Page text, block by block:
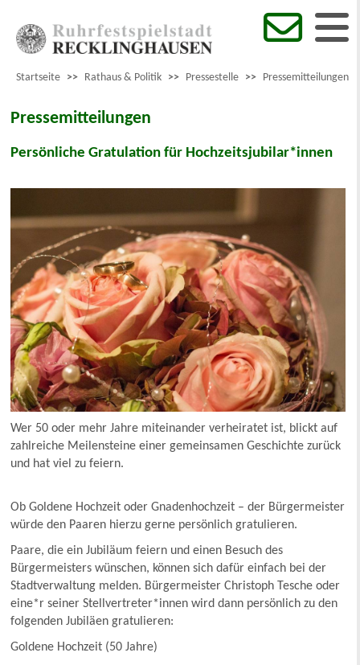
Startseite >> Rathaus & Politik >> Pressestelle >> Pressemitteilungen
Pressemitteilungen
Persönliche Gratulation für Hochzeitsjubilar*innen
Wer 50 oder mehr Jahre miteinander verheiratet ist, blickt auf
zahlreiche Meilensteine einer gemeinsamen Geschichte zurück
und hat viel zu feiern.
Ob Goldene Hochzeit oder Gnadenhochzeit – der Bürgermeister
würde den Paaren hierzu gerne persönlich gratulieren.
Paare, die ein Jubiläum feiern und einen Besuch des
Bürgermeisters wünschen, können sich dafür einfach bei der
Stadtverwaltung melden. Bürgermeister Christoph Tesche oder
eine*r seiner Stellvertreter*innen wird dann persönlich zu den
folgenden Jubiläen gratulieren:
Goldene Hochzeit (50 Jahre)